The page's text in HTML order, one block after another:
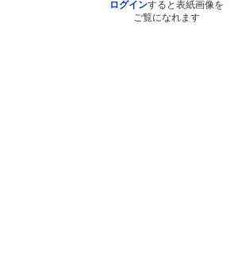
ログインすると表紙画像を
ご覧になれます